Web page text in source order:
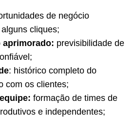
de negócio
cliques;
aprimorado: previsibilidade de
: histórico completo do
com os clientes;
formação de times de
e independentes;